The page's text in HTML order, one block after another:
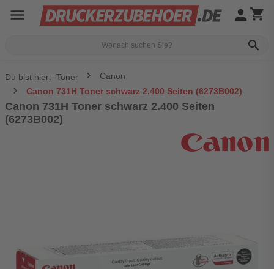
menu
search
person shopping_cart
Du bist hier: Toner
Canon
Canon 731H Toner schwarz 2.400 Seiten (6273B002)
Canon 731H Toner schwarz 2.400 Seiten
(6273B002)